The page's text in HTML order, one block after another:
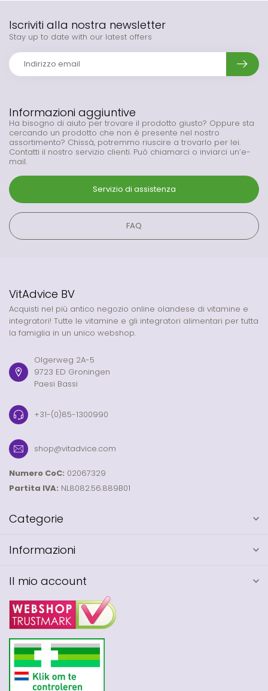
Informazioni aggiuntive
Ha bisogno di aiuto per trovare il prodotto giusto? Oppure sta
cercando un prodotto che non è presente nel nostro
assortimento? Chissà, potremmo riuscire a trovarlo per lei.
Contatti il nostro servizio clienti. Può chiamarci o inviarci un’e-
mail.
Servizio di assistenza
FAQ
Iscriviti alla nostra newsletter
Stay up to date with our latest offers
VitAdvice BV
Acquisti nel più antico negozio online olandese di vitamine e
integratori! Tutte le vitamine e gli integratori alimentari per tutta
la famiglia in un unico webshop.
Olgerweg 2A-5
9723 ED Groningen
Paesi Bassi
+31-(0)85-1300990
shop@vitadvice.com
Numero CoC: 02067329
Partita IVA: NL8082.56.889B01
Categorie
Informazioni
Il mio account